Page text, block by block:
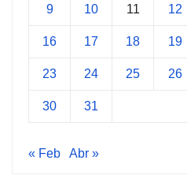
9 10 11 12
16 17 18 19
23 24 25 26
30 31
« Feb Abr »